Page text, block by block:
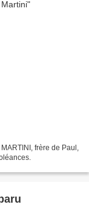
frère de Paul,